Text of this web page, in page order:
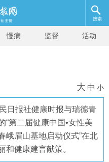
搜索
慢病 监督 活动
大 中 小
日报社健康时报与瑞德青
“第二届健康中国•女性美
峨眉山基地启动仪式”在北
和健康建言献策。